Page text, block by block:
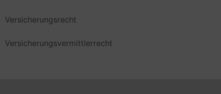
Versicherungsrecht
Versicherungsvermittlerrecht